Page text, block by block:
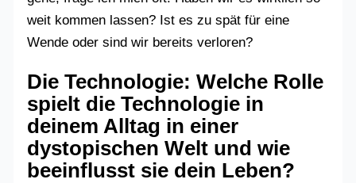
weit kommen lassen? Ist es zu spät für eine
Wende oder sind wir bereits verloren?
Die Technologie: Welche Rolle
spielt die Technologie in
deinem Alltag in einer
dystopischen Welt und wie
beeinflusst sie dein Leben?